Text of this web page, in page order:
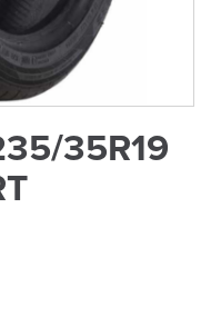
35R19